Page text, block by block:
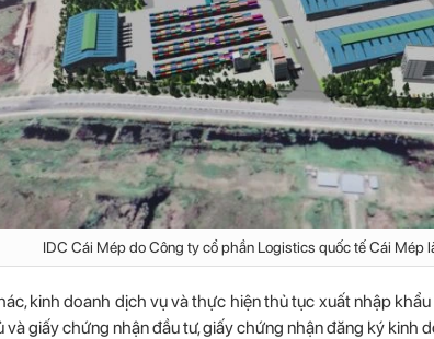
IDC Cái Mép do Công ty cổ phần Logistics quốc tế Cái Mép
kinh doanh dịch vụ và thực hiện thủ tục xuất nhập
giấy chứng nhận đầu tư, giấy chứng nhận đăng ký kinh